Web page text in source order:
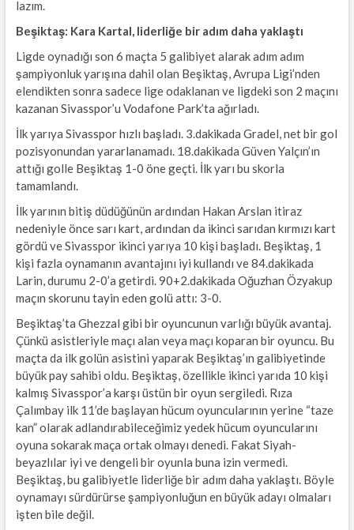
lazım.
Beşiktaş: Kara Kartal, liderliğe bir adım daha yaklaştı
Ligde oynadığı son 6 maçta 5 galibiyet alarak adım adım
şampiyonluk yarışına dahil olan Beşiktaş, Avrupa Ligi’nden
elendikten sonra sadece lige odaklanan ve ligdeki son 2 maçını
kazanan Sivasspor’u Vodafone Park’ta ağırladı.
İlk yarıya Sivasspor hızlı başladı. 3.dakikada Gradel, net bir gol
pozisyonundan yararlanamadı. 18.dakikada Güven Yalçın’ın
attığı golle Beşiktaş 1-0 öne geçti. İlk yarı bu skorla
tamamlandı.
İlk yarının bitiş düdüğünün ardından Hakan Arslan itiraz
nedeniyle önce sarı kart, ardından da ikinci sarıdan kırmızı kart
gördü ve Sivasspor ikinci yarıya 10 kişi başladı. Beşiktaş, 1
kişi fazla oynamanın avantajını iyi kullandı ve 84.dakikada
Larin, durumu 2-0’a getirdi. 90+2.dakikada Oğuzhan Özyakup
maçın skorunu tayin eden golü attı: 3-0.
Beşiktaş’ta Ghezzal gibi bir oyuncunun varlığı büyük avantaj.
Çünkü asistleriyle maçı alan veya maçı koparan bir oyuncu. Bu
maçta da ilk golün asistini yaparak Beşiktaş’ın galibiyetinde
büyük pay sahibi oldu. Beşiktaş, özellikle ikinci yarıda 10 kişi
kalmış Sivasspor’a karşı üstün bir oyun sergiledi. Rıza
Çalımbay ilk 11’de başlayan hücum oyuncularının yerine “taze
kan” olarak adlandırabileceğimiz yedek hücum oyuncularını
oyuna sokarak maça ortak olmayı denedi. Fakat Siyah-
beyazlılar iyi ve dengeli bir oyunla buna izin vermedi.
Beşiktaş, bu galibiyetle liderliğe bir adım daha yaklaştı. Böyle
oynamayı sürdürürse şampiyonluğun en büyük adayı olmaları
işten bile değil.